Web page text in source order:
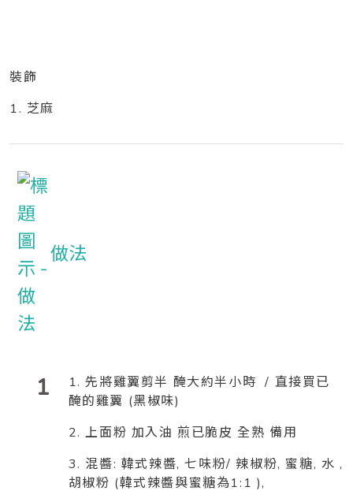
裝飾
1. 芝麻
做法
1
1. 先將雞翼剪半 醃大約半小時 / 直接買已
醃的雞翼 (黑椒味)
2. 上面粉 加入油 煎已脆皮 全熟 備用
3. 混醬: 韓式辣醬, 七味粉/ 辣椒粉, 蜜糖, 水 ,
胡椒粉 (韓式辣醬與蜜糖為1:1 ),